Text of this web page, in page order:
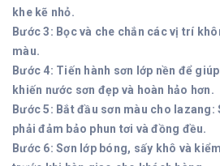
khe kẽ nhỏ.
Bước 3: Bọc và che chắn các vị trí
màu.
Bước 4: Tiến hành sơn lớp nền để
khiến nước sơn đẹp và hoàn hảo hơn.
Bước 5: Bắt đầu sơn màu cho lazang:
phải đảm bảo phun tơi và đồng đều.
Bước 6: Sơn lớp bóng, sấy khô và